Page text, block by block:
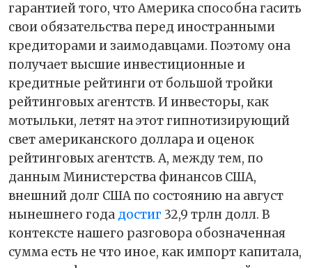
гарантией того, что Америка способна гасить
свои обязательства перед иностранными
кредиторами и заимодавцами. Поэтому она
получает высшие инвестиционные и
кредитные рейтинги от большой тройки
рейтинговых агентств. И инвесторы, как
мотыльки, летят на этот гипнотизирующий
свет американского доллара и оценок
рейтинговых агентств. А, между тем, по
данным Министерства финансов США,
внешний долг США по состоянию на август
нынешнего года достиг 32,9 трлн долл. В
контексте нашего разговора обозначенная
сумма есть не что иное, как импорт капитала,